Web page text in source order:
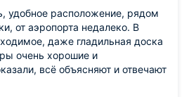
удобное расположение, рядом
от аэропорта недалеко. В
даже гладильная доска
очень хорошие и
всё объясняют и отвечают